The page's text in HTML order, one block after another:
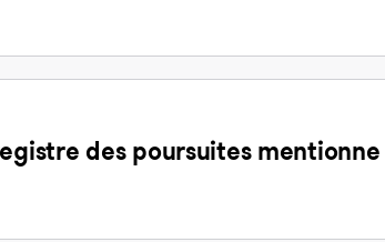
des poursuites